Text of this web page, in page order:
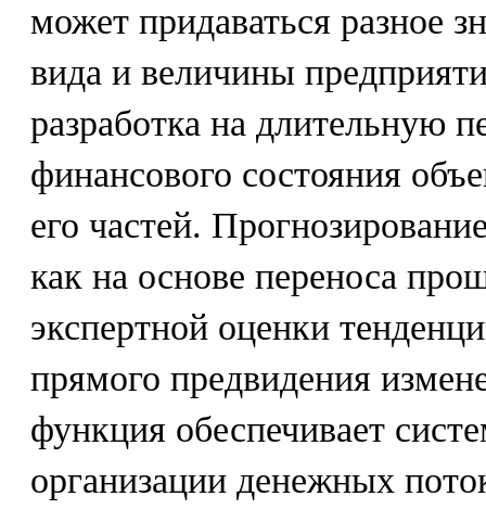
может придаваться разное
вида и величины
разработка на длительную
финансового состояния
его частей.
как на основе переноса
экспертной оценки
прямого предвидения
функция обеспечивает
организации денежных